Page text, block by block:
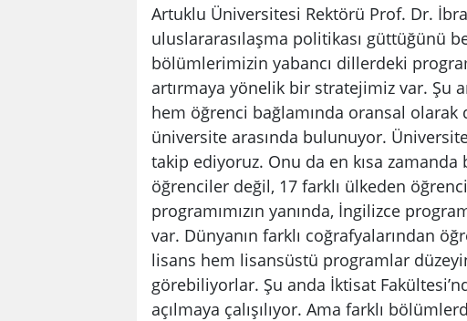
Artuklu Üniversitesi Rektörü Prof. Dr.
uluslararasılaşma politikası güttüğünü
bölümlerimizin yabancı dillerdeki
artırmaya yönelik bir stratejimiz var. Şu
hem öğrenci bağlamında oransal
üniversite arasında bulunuyor.
takip ediyoruz. Onu da en kısa
öğrenciler değil, 17 farklı ülkeden
programımızın yanında, İngilizce
var. Dünyanın farklı coğrafyalarından
lisans hem lisansüstü programlar
görebiliyorlar. Şu anda İktisat
açılmaya çalışılıyor. Ama farklı